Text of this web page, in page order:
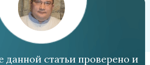
данной статьи проверено и